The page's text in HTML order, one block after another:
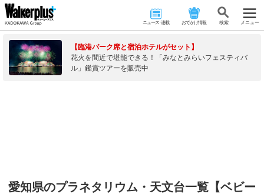
ニュース･連載 おでかけ情報 検 索 メニュー
【臨港パーク席と宿泊ホテルがセット】
花火を間近で堪能できる！「みなとみらいフェスティバ
ル」鑑賞ツアーを販売中
愛知県のプラネタリウム・天文台一覧【ベビー